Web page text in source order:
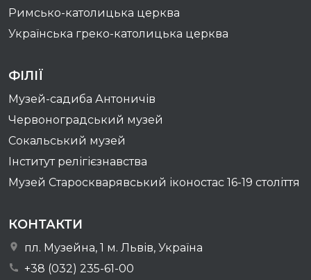
Римсько-католицька церква
Українська греко-католицька церква
ФІЛІЇ
Музей-садиба Антоничів
Червоноградський музей
Сокальський музей
Інститут релігієзнавства
Музей Староскварявський іконостас 16-19 cтоліття
КОНТАКТИ
пл. Музейна, 1 м. Львів, Україна
+38 (032) 235-61-00